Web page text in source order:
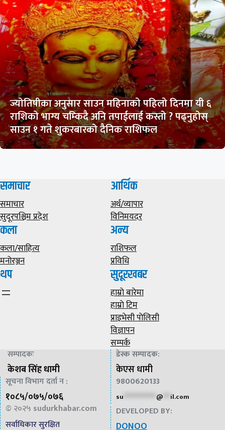
ज्योतिषीका अनुसार साउन महिनाको पहिलो दिनमा यी ६
राशिको भाग्य चम्किदै अनि तपाईलाई कस्तो ? पढ्नुहोस्
साउन १ गते शुकरबारको दैनिक राशिफल
समाचार
समाचार
सुदूरपश्चिम प्रदेश
आर्थिक
अर्थ/व्यापार
विनिमयदर
कला
कला/साहित्य
मनोरञ्जन
अन्य
राशिफल
प्रविधि
थप सुदूरखबर
हाम्राे बारेमा
हाम्राे टिम
प्राइभेसी पाेलिसी
विज्ञापन
सम्पर्क
सम्पादकः
केशब सिंह धामी
डेस्क सम्पादक:
केएस धामी
सूचना विभाग दर्ता न :
१०८५/०७५/०७६
9800620133
su @*** il.com
© २०२५ sudurkhabar.com
सर्वाधिकार सुरक्षित
DEVELOPED BY:
DONOO